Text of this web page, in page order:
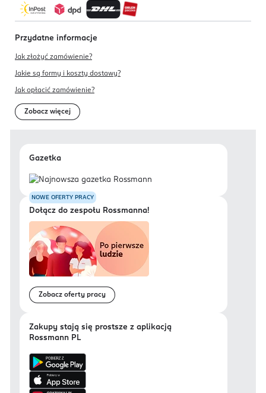
Przydatne informacje
Jak złożyć zamówienie?
Jakie są formy i koszty dostawy?
Jak opłacić zamówienie?
Zobacz więcej
Gazetka
NOWE OFERTY PRACY
Dołącz do zespołu Rossmanna!
Zobacz oferty pracy
Zakupy stają się prostsze z aplikacją
Rossmann PL